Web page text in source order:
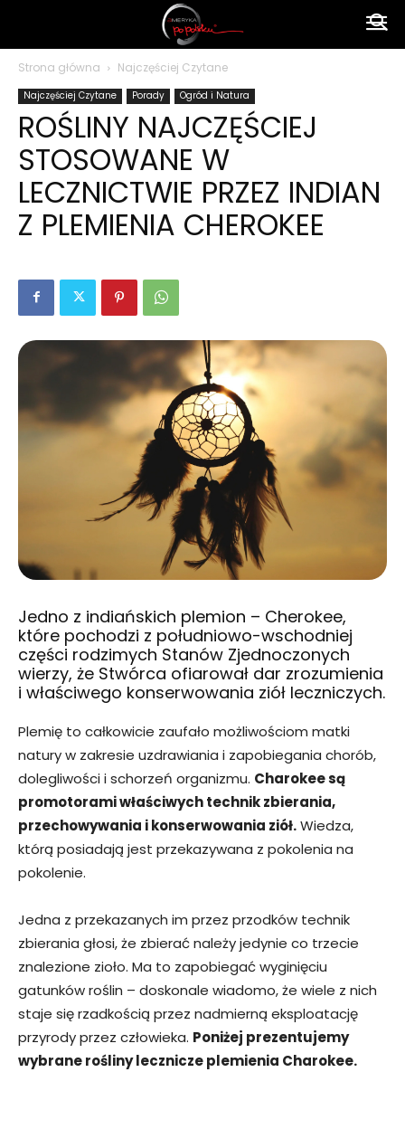
polsku
Strona główna Najczęściej Czytane
Najczęściej Czytane Porady Ogród i Natura
ROŚLINY NAJCZĘŚCIEJ
STOSOWANE W
LECZNICTWIE PRZEZ INDIAN
Z PLEMIENIA CHEROKEE
Jedno z indiańskich plemion – Cherokee,
które pochodzi z południowo-wschodniej
części rodzimych Stanów Zjednoczonych
wierzy, że Stwórca ofiarował dar zrozumienia
i właściwego konserwowania ziół leczniczych.
Plemię to całkowicie zaufało możliwościom matki
natury w zakresie uzdrawiania i zapobiegania chorób,
dolegliwości i schorzeń organizmu. Charokee są
promotorami właściwych technik zbierania,
przechowywania i konserwowania ziół.Wiedza,
którą posiadają jest przekazywana z pokolenia na
pokolenie.
Jedna z przekazanych im przez przodków technik
zbierania głosi, że zbierać należy jedynie co trzecie
znalezione zioło. Ma to zapobiegać wyginięciu
gatunków roślin – doskonale wiadomo, że wiele z nich
staje się rzadkością przez nadmierną eksploatację
przyrody przez człowieka. Poniżej prezentujemy
wybrane rośliny lecznicze plemienia Charokee.